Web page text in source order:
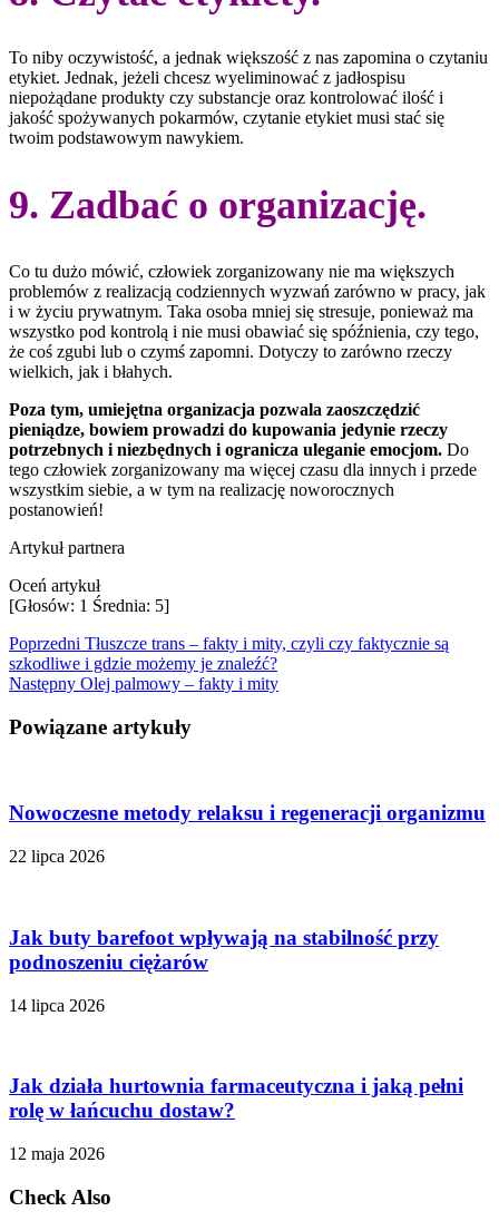
To niby oczywistość, a jednak większość z nas zapomina o czytaniu
etykiet. Jednak, jeżeli chcesz wyeliminować z jadłospisu
niepożądane produkty czy substancje oraz kontrolować ilość i
jakość spożywanych pokarmów, czytanie etykiet musi stać się
twoim podstawowym nawykiem.
9. Zadbać o organizację.
Co tu dużo mówić, człowiek zorganizowany nie ma większych
problemów z realizacją codziennych wyzwań zarówno w pracy, jak
i w życiu prywatnym. Taka osoba mniej się stresuje, ponieważ ma
wszystko pod kontrolą i nie musi obawiać się spóźnienia, czy tego,
że coś zgubi lub o czymś zapomni. Dotyczy to zarówno rzeczy
wielkich, jak i błahych.
Poza tym, umiejętna organizacja pozwala zaoszczędzić
pieniądze, bowiem prowadzi do kupowania jedynie rzeczy
potrzebnych i niezbędnych i ogranicza uleganie emocjom. Do
tego człowiek zorganizowany ma więcej czasu dla innych i przede
wszystkim siebie, a w tym na realizację noworocznych
postanowień!
Artykuł partnera
Oceń artykuł
[Głosów: 1 Średnia: 5]
Poprzedni Tłuszcze trans – fakty i mity, czyli czy faktycznie są
szkodliwe i gdzie możemy je znaleźć?
Następny Olej palmowy – fakty i mity
Powiązane artykuły
Nowoczesne metody relaksu i regeneracji organizmu
22 lipca 2026
Jak buty barefoot wpływają na stabilność przy
podnoszeniu ciężarów
14 lipca 2026
Jak działa hurtownia farmaceutyczna i jaką pełni
rolę w łańcuchu dostaw?
12 maja 2026
Check Also